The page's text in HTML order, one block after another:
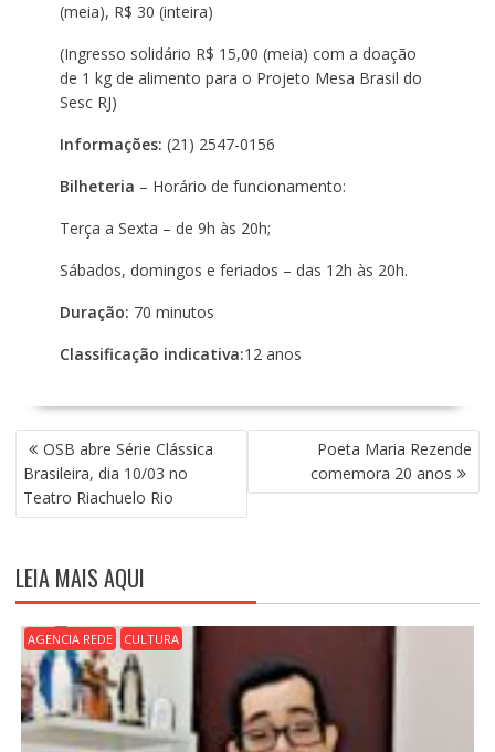
(meia), R$ 30 (inteira)
(Ingresso solidário R$ 15,00 (meia) com a doação
de 1 kg de alimento para o Projeto Mesa Brasil do
Sesc RJ)
Informações: (21) 2547-0156
Bilheteria – Horário de funcionamento:
Terça a Sexta – de 9h às 20h;
Sábados, domingos e feriados – das 12h às 20h.
Duração: 70 minutos
Classificação indicativa:12 anos
N
A
V
E
A
Ç
Ã
O
D
E
P
O
OSB abre Série Clássica
Brasileira, dia 10/03 no
Teatro Riachuelo Rio
Poeta Maria Rezende
comemora 20 anos
LEIA MAIS AQUI
AGENCIA REDE CULTURA